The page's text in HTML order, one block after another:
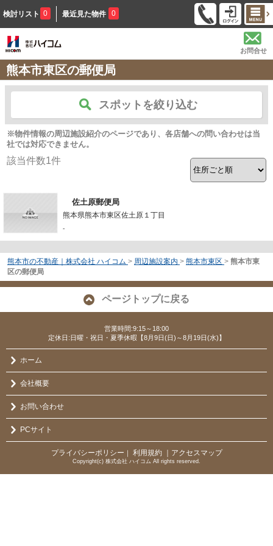
検討リスト 0 最近見た物件 0
お問合せ
熊本市東区の郵便局
スポットを絞り込む
※物件情報の周辺施設紹介のページであり、各店舗への問い合わせは当
社では対応できません。
該当件数1件
佐土原郵便局
熊本県熊本市東区佐土原１丁目
-
熊本市の不動産｜株式会社 ハイコム > 周辺施設案内 > 熊本市東区 > 熊本市東
区の郵便局
ページトップに戻る
営業時間:9:15～18:00
定休日:日曜・祝日・夏季休暇【8月9日(日)～8月19日(水)】
ホーム
会社概要
お問い合わせ
PCサイト
プライバシーポリシー ｜ 利用規約 ｜アクセスマップ
Copyright(c) 株式会社 ハイコム All rights reserved.